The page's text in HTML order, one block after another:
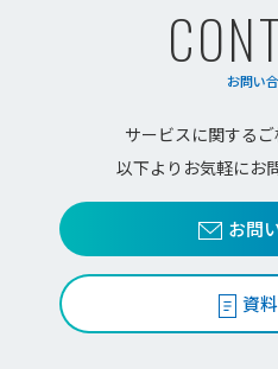
お問い
サービスに関する
以下よりお気軽にお
お問
資